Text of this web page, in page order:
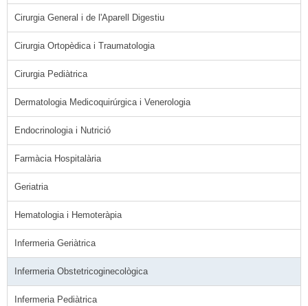
Cirurgia General i de l'Aparell Digestiu
Cirurgia Ortopèdica i Traumatologia
Cirurgia Pediàtrica
Dermatologia Medicoquirúrgica i Venerologia
Endocrinologia i Nutrició
Farmàcia Hospitalària
Geriatria
Hematologia i Hemoteràpia
Infermeria Geriàtrica
Infermeria Obstetricoginecològica
Infermeria Pediàtrica